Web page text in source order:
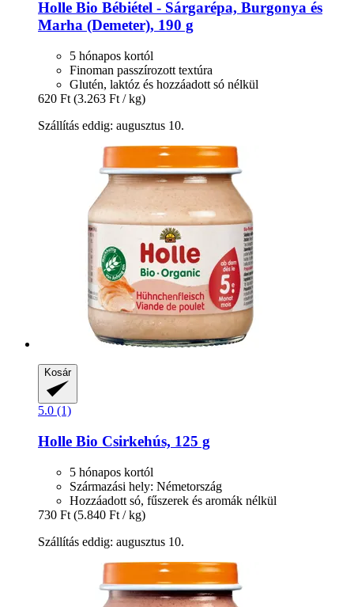
Holle Bio Bébiétel -​ Sárgarépa, Burgonya és
Marha (Demeter), 190 g
5 hónapos kortól
Finoman passzírozott textúra
Glutén, laktóz és hozzáadott só nélkül
620 Ft (3.263 Ft / kg)
Szállítás eddig: augusztus 10.
Kosár
5.0 (1)
Holle Bio Csirkehús, 125 g
5 hónapos kortól
Származási hely: Németország
Hozzáadott só, fűszerek és aromák nélkül
730 Ft (5.840 Ft / kg)
Szállítás eddig: augusztus 10.